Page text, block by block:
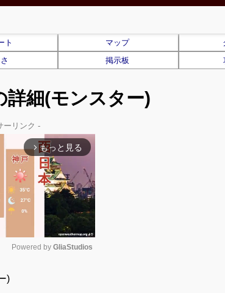
ト マップ
掲示板
詳細(モンスター)
ーリンク -
arrow_forward_ios もっと見る
Powered by GliaStudios
)